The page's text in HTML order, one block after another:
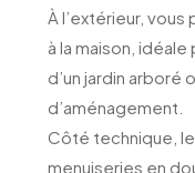
À l’extérieur,
à la maison, idéale
d’un jardin arboré
d’aménagement.
Côté technique,
menuiseries en